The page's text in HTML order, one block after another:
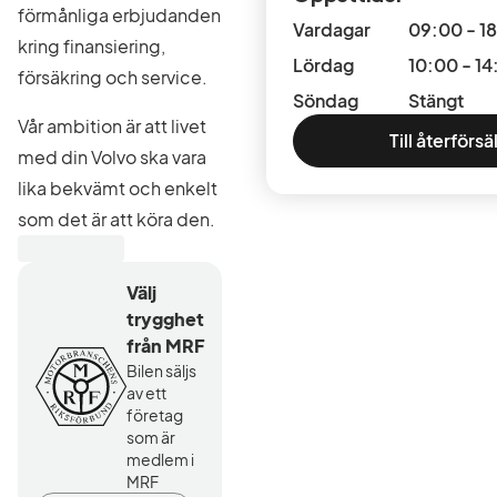
förmånliga erbjudanden
kring finansiering,
försäkring och service.
Vår ambition är att livet
med din Volvo ska vara
lika bekvämt och enkelt
som det är att köra den.
en del av Volvo Cars och
genom hållbara
produkter, innovativa
lösningar och laddade
upplevelser strävar vi
betydande skillnad
Välj
trygghet
från MRF
Bilen säljs
av ett
företag
som är
medlem i
MRF
Vardagar
09:00 -
Lördag
10:00 -
Söndag
Stängt
Till